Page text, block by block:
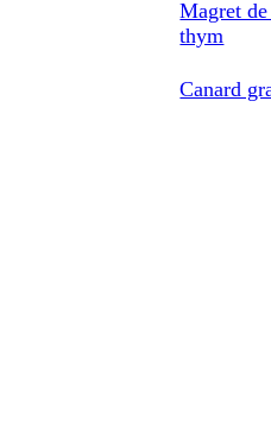
Magret
thym
Canard